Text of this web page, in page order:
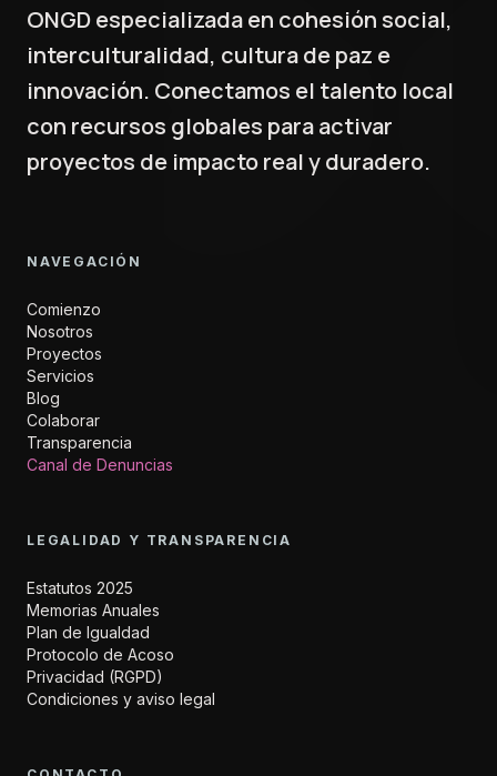
ONGD especializada en cohesión social,
interculturalidad, cultura de paz e
innovación. Conectamos el talento local
con recursos globales para activar
proyectos de impacto real y duradero.
NAVEGACIÓN
Comienzo
Nosotros
Proyectos
Servicios
Blog
Colaborar
Transparencia
Canal de Denuncias
LEGALIDAD Y TRANSPARENCIA
Estatutos 2025
Memorias Anuales
Plan de Igualdad
Protocolo de Acoso
Privacidad (RGPD)
Condiciones y aviso legal